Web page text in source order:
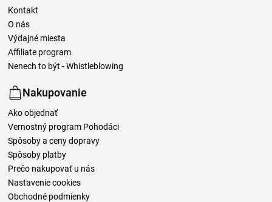
Kontakt
O nás
Výdajné miesta
Affiliate program
Nenech to být - Whistleblowing
Nakupovanie
Ako objednať
Vernostný program Pohodáci
Spôsoby a ceny dopravy
Spôsoby platby
Prečo nakupovať u nás
Nastavenie cookies
Obchodné podmienky